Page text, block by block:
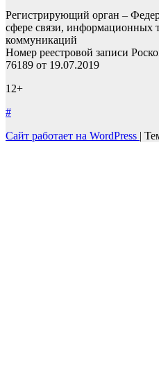
Регистрирующий орган –
сфере связи, информационных
коммуникаций
Номер реестровой записи
76189 от 19.07.2019
12+
#
Сайт работает на WordPress |